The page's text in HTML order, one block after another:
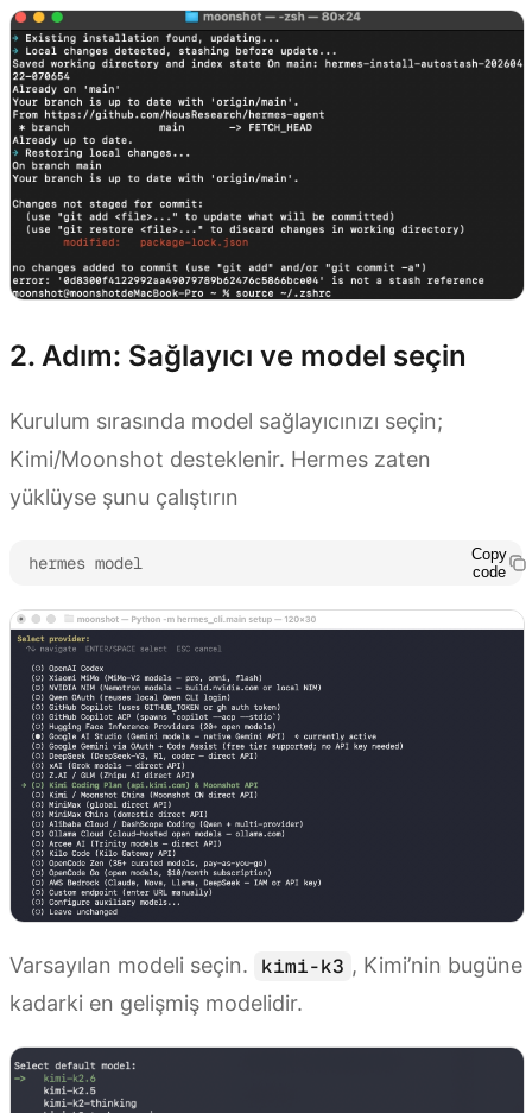
2. Adım: Sağlayıcı ve model seçin
Kurulum sırasında model sağlayıcınızı seçin;
Kimi/Moonshot desteklenir. Hermes zaten
yüklüyse şunu çalıştırın
hermes model
Copy
code
Varsayılan modeli seçin. kimi-k3 , Kimi’nin bugüne
kadarki en gelişmiş modelidir.